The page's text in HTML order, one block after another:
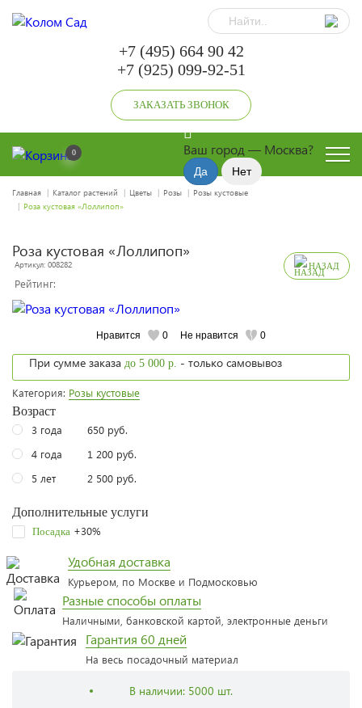
+7 (495) 664 90 42
+7 (925) 099-92-51
ЗАКАЗАТЬ ЗВОНОК
0 Ваш город — Москва?
Главная Каталог растений Цветы Розы
Розы кустовые
Роза кустовая «Лоллипоп»
Роза кустовая «Лоллипоп»
Артикул: 008282
Рейтинг:
НАЗАД
Нравится 0 Не нравится 0
При сумме заказа до 5 000 р. - только самовывоз
Категория: Розы кустовые
Возраст
3 года
650 руб.
4 года
1 200 руб.
5 лет
2 500 руб.
Дополнительные услуги
Посадка +30%
Удобная доставка
Курьером, по Москве и Подмосковью
Разные способы оплаты
Наличными, банковской картой, электронные деньги
Гарантия 60 дней
На весь посадочный материал
В наличии: 5000 шт.